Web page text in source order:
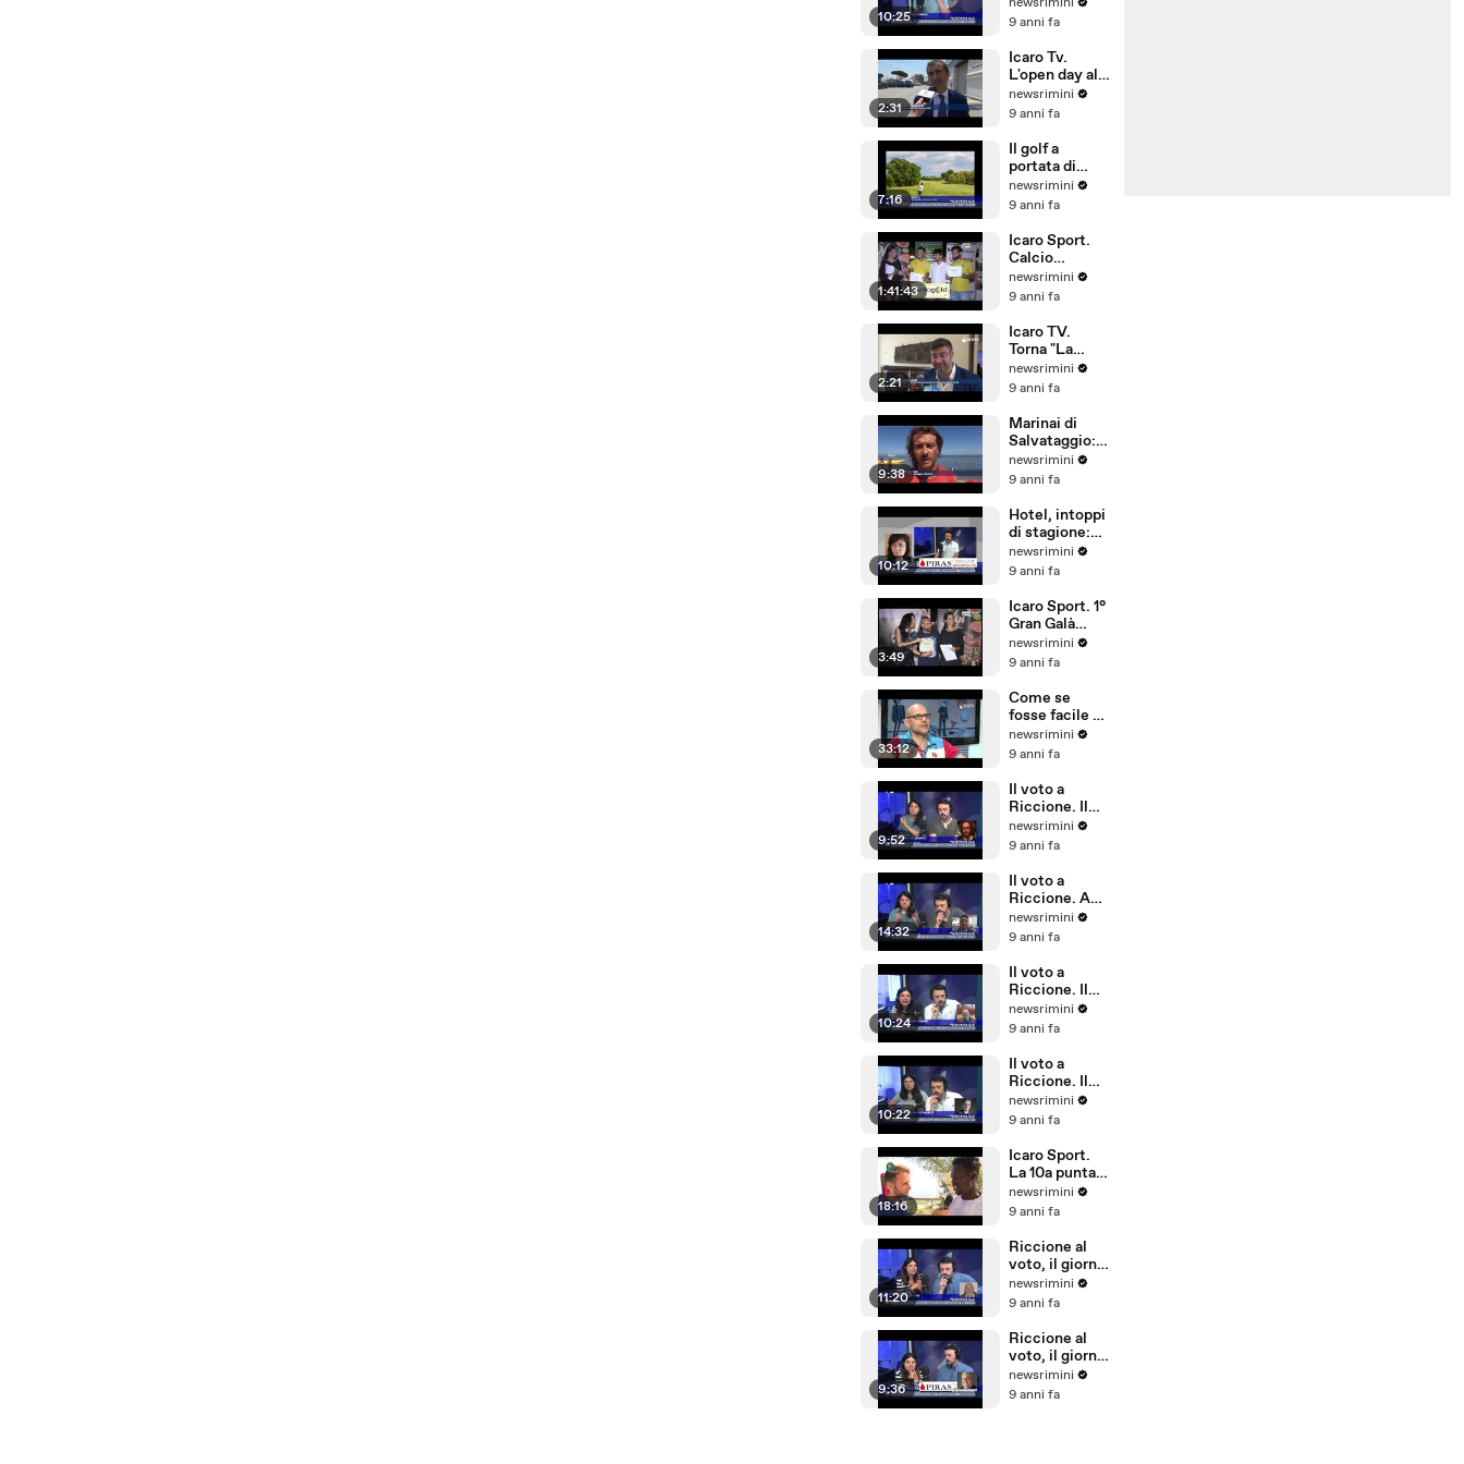
10:25
Siulp:
rischio
9 anni fa
2:31
Icaro Tv.
L'open day alla
Pesaresi Spa
di Rimini
newsrimini
9 anni fa
7:16
Il golf a
portata di
bambino. Il
Summer
Riviera Golf
newsrimini
9 anni fa
1:41:43
Icaro Sport.
Calcio
d'Estate: 1°
Gran Galà
Categoria
newsrimini
9 anni fa
2:21
Icaro TV.
Torna "La
Notte delle
Streghe", dal
2017 a San
Giovanni in M
newsrimini
9 anni fa
9:38
Marinai di
Salvataggio:
si investe
poco su
conta più
l'aspetto
economico
newsrimini
9 anni fa
10:12
Hotel, intoppi
di stagione:
troppi
portoghesi e
dipendenti
che parlano
tedesco
newsrimini
9 anni fa
3:49
Icaro Sport. 1°
Gran Galà
della Seconda
Categoria
newsrimini
9 anni fa
33:12
Come se
fosse facile -
Special Crabs
newsrimini
9 anni fa
9:52
Il voto a
Riccione. Il
commento di
Andrea
(Movimento 5
Stelle)
newsrimini
9 anni fa
14:32
Il voto a
Riccione. A
Tempo Reale
commento di
(Patto Civico
Riccione)
newsrimini
9 anni fa
10:24
Il voto a
Riccione. Il
commento di
Parmeggiani
newsrimini
9 anni fa
10:22
Il voto a
Riccione. Il
commento di
Dionigi
Forza Italia
newsrimini
9 anni fa
18:16
Icaro Sport.
La 10a puntata
del reality
sulla
Rimini alla
Barcellona
Professional
Cup
newsrimini
9 anni fa
11:20
Riccione al
voto, il giorno
dopo. Il
commento di
newsrimini
9 anni fa
9:36
Riccione al
voto, il giorno
dopo. Il
commento di
newsrimini
9 anni fa